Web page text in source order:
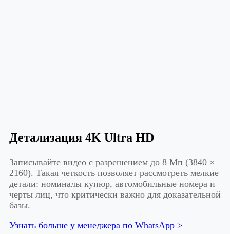
Детализация 4K Ultra HD
Записывайте видео с разрешением до 8 Мп (3840 ×
2160). Такая четкость позволяет рассмотреть мелкие
детали: номиналы купюр, автомобильные номера и
черты лиц, что критически важно для доказательной
базы.
Узнать больше у менеджера по WhatsApp >